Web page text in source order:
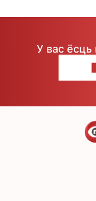
У вас ёсць